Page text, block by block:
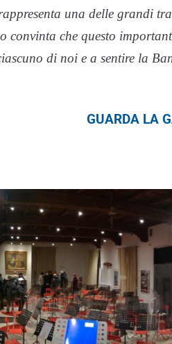
una delle grandi
convinta che questo
di noi e a sentire la
GUARDA LA